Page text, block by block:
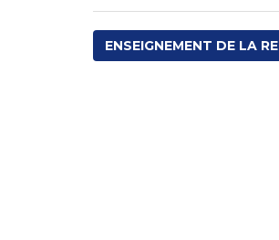
ENSEIGNEMENT DE LA